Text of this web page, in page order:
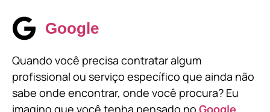
Google
Quando você precisa contratar algum
profissional ou serviço específico que ainda não
sabe onde encontrar, onde você procura? Eu
imagino que você tenha pensado no Google,